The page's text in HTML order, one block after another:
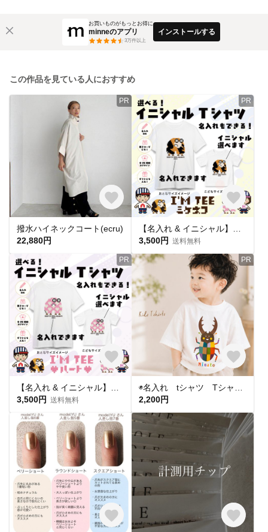
お買いものがもっとお得に
minneのアプリ
3万件以上
インストールする
この作品を見ている人におすすめ
PR
撥水ハイネックコート(ecru)
22,880円
PR
3,500円 送料無料
PR
3,500円 送料無料
PR
2,200円